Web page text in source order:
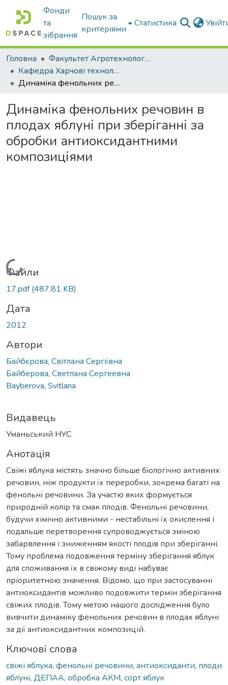
Фонди
та
зібрання
Пошук за
критеріями
Статистика
Головна
Факультет Агротехнологій та екології
Кафедра Харчові технологіі та готельно-ресторанна справа
Динаміка фенольних речовин в плодах яблуні при зберіганні за обробки антиоксидантними композиціями
Динаміка фенольних речовин в
плодах яблуні при зберіганні за
обробки антиоксидантними
композиціями
Вантажиться...
Файли
17.pdf(487.81 KB)
Дата
2012
Автори
Байбєрова, Світлана Сергіївна
Байберова, Светлана Сергеевна
Bayberova, Svitlana
Видавець
Уманьський НУС
Анотація
Свіжі яблука містять значно більше біологічно активних
речовин, ніж продукти їх переробки, зокрема багаті на
фенольні речовини. За участю яких формується
природній колір та смак плодів. Фенольні речовини,
будучи хімічно активними - нестабільні їх окислення і
подальше перетворення супроводжується зміною
забарвлення і зниженням якості плодів при зберіганні.
Тому проблема подовження терміну зберігання яблук
для споживання їх в свіжому виді набуває
пріоритетною значення. Відомо, що при застосуванні
антиоксидантів можливо подовжити термін зберігання
свіжих плодів. Тому метою нашого дослідження було
вивчити динаміку фенольних речовин в плодах яблуні
за дії антиоксидантних композицій.
Ключові слова
свіжі яблука, фенольні речовини, антиоксиданти, плоди
яблуні, ДЕПАА, обробка АКМ, сорт яблук